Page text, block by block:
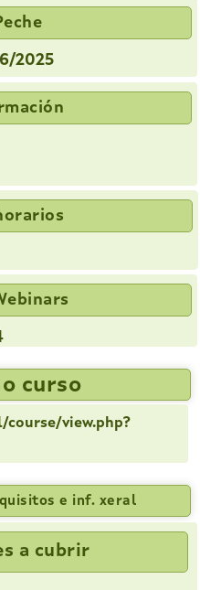
2025
curso
view.php?
e inf. xeral
a cubrir